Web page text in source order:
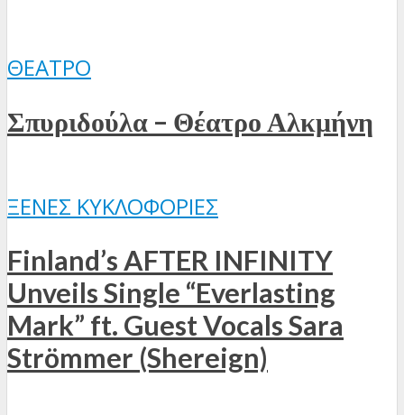
ΘΈΑΤΡΟ
Σπυριδούλα – Θέατρο Αλκμήνη
ΞΈΝΕΣ ΚΥΚΛΟΦΟΡΊΕΣ
Finland’s AFTER INFINITY
Unveils Single “Everlasting
Mark” ft. Guest Vocals Sara
Strömmer (Shereign)